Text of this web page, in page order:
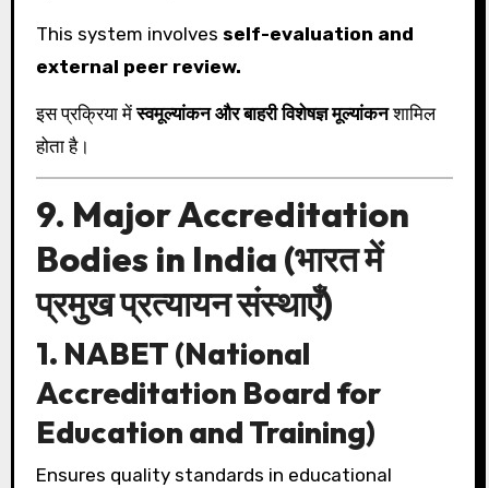
This system involves self-evaluation and
external peer review.
इस प्रक्रिया मेंस्वमूल्यांकन और बाहरी विशेषज्ञ मूल्यांकनशामिल
होता है।
9. Major Accreditation
Bodies in India (भारत में
प्रमुख प्रत्यायन संस्थाएँ)
1. NABET (National
Accreditation Board for
Education and Training)
Ensures quality standards in educational